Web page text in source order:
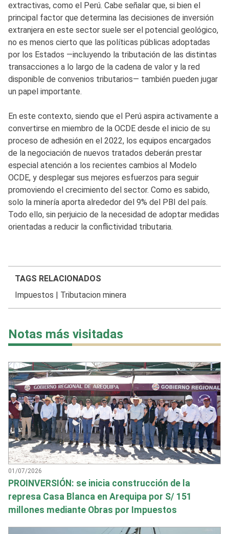
extractivas, como el Perú. Cabe señalar que, si bien el
principal factor que determina las decisiones de inversión
extranjera en este sector suele ser el potencial geológico,
no es menos cierto que las políticas públicas adoptadas
por los Estados —incluyendo la tributación de las distintas
transacciones a lo largo de la cadena de valor y la red
disponible de convenios tributarios— también pueden jugar
un papel importante.
En este contexto, siendo que el Perú aspira activamente a
convertirse en miembro de la OCDE desde el inicio de su
proceso de adhesión en el 2022, los equipos encargados
de la negociación de nuevos tratados deberán prestar
especial atención a los recientes cambios al Modelo
OCDE, y desplegar sus mejores esfuerzos para seguir
promoviendo el crecimiento del sector. Como es sabido,
solo la minería aporta alrededor del 9% del PBI del país.
Todo ello, sin perjuicio de la necesidad de adoptar medidas
orientadas a reducir la conflictividad tributaria.
TAGS RELACIONADOS
Impuestos
Tributacion minera
Notas más visitadas
01/07/2026
PROINVERSIÓN: se inicia construcción de la
represa Casa Blanca en Arequipa por S/ 151
millones mediante Obras por Impuestos